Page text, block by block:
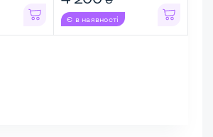
Є в наявності